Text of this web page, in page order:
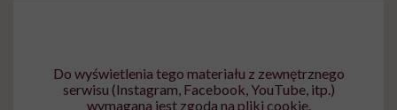
Do wyświetlenia tego materiału z zewnętrznego
serwisu (Instagram, Facebook, YouTube, itp.)
wymagana jest zgoda na pliki cookie.